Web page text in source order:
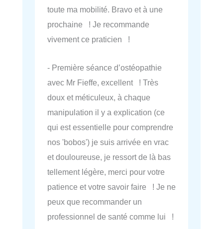
toute ma mobilité. Bravo et à une
prochaine ! Je recommande
vivement ce praticien !
- Première séance d’ostéopathie
avec Mr Fieffe, excellent ! Très
doux et méticuleux, à chaque
manipulation il y a explication (ce
qui est essentielle pour comprendre
nos 'bobos') je suis arrivée en vrac
et douloureuse, je ressort de là bas
tellement légère, merci pour votre
patience et votre savoir faire ! Je ne
peux que recommander un
professionnel de santé comme lui !